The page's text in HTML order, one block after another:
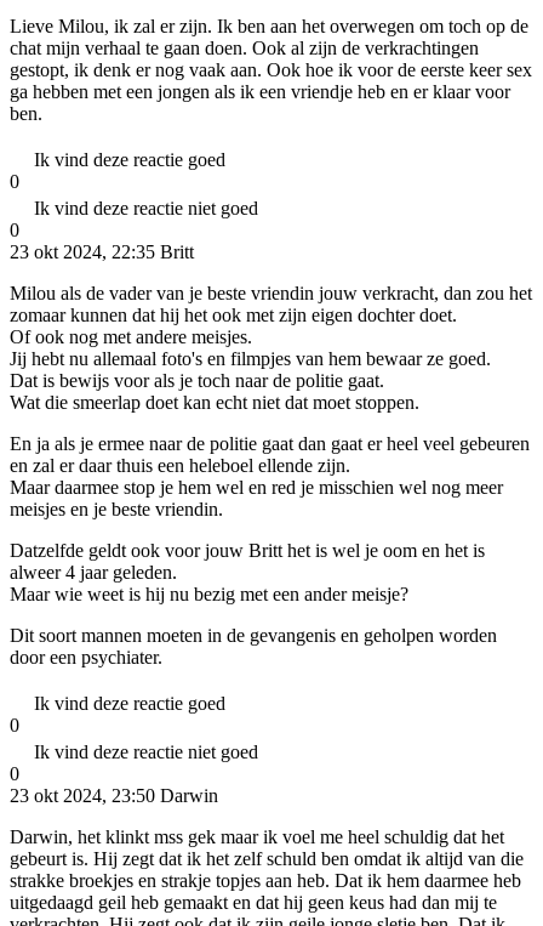
Lieve Milou, ik zal er zijn. Ik ben aan het overwegen om toch op de
chat mijn verhaal te gaan doen. Ook al zijn de verkrachtingen
gestopt, ik denk er nog vaak aan. Ook hoe ik voor de eerste keer sex
ga hebben met een jongen als ik een vriendje heb en er klaar voor
ben.
Ik vind deze reactie goed
0
Ik vind deze reactie niet goed
0
23 okt 2024, 22:35 Britt
Milou als de vader van je beste vriendin jouw verkracht, dan zou het
zomaar kunnen dat hij het ook met zijn eigen dochter doet.
Of ook nog met andere meisjes.
Jij hebt nu allemaal foto's en filmpjes van hem bewaar ze goed.
Dat is bewijs voor als je toch naar de politie gaat.
Wat die smeerlap doet kan echt niet dat moet stoppen.
En ja als je ermee naar de politie gaat dan gaat er heel veel gebeuren
en zal er daar thuis een heleboel ellende zijn.
Maar daarmee stop je hem wel en red je misschien wel nog meer
meisjes en je beste vriendin.
Datzelfde geldt ook voor jouw Britt het is wel je oom en het is
alweer 4 jaar geleden.
Maar wie weet is hij nu bezig met een ander meisje?
Dit soort mannen moeten in de gevangenis en geholpen worden
door een psychiater.
Ik vind deze reactie goed
0
Ik vind deze reactie niet goed
0
23 okt 2024, 23:50 Darwin
Darwin, het klinkt mss gek maar ik voel me heel schuldig dat het
gebeurt is. Hij zegt dat ik het zelf schuld ben omdat ik altijd van die
strakke broekjes en strakje topjes aan heb. Dat ik hem daarmee heb
uitgedaagd geil heb gemaakt en dat hij geen keus had dan mij te